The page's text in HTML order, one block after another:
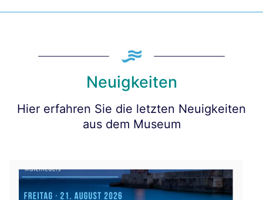
Neuigkeiten
Hier erfahren Sie die letzten Neuigkeiten
aus dem Museum